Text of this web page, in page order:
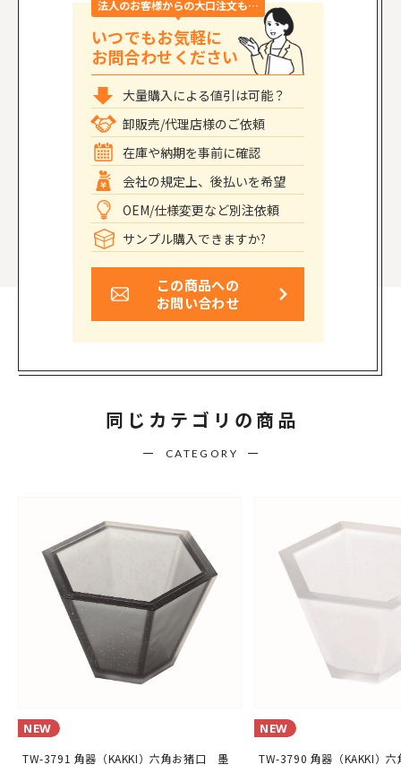
法人のお客様からの大口注文も…
いつでもお気軽に
お問合わせください
大量購入による値引は可能？
卸販売/代理店様のご依頼
在庫や納期を事前に確認
会社の規定上、後払いを希望
OEM/仕様変更など別注依頼
サンプル購入できますか?
この商品への
お問い合わせ
同じカテゴリの商品
CATEGORY
NEW
TW-3791 角器（KAKKI）六角お猪口 墨
NEW
TW-3790 角器（KAKKI）